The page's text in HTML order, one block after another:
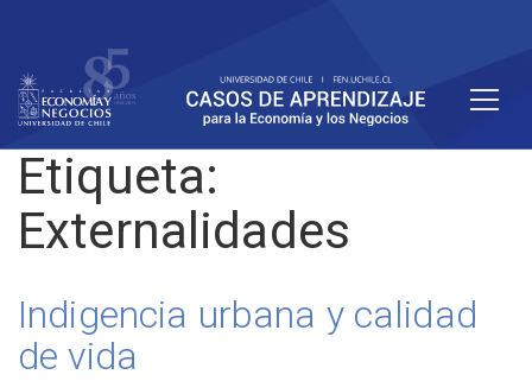
Etiqueta:
Externalidades
Indigencia urbana y calidad
de vida